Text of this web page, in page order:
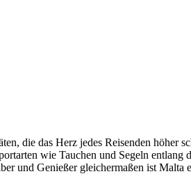
die das Herz jedes Reisenden höher
wie Tauchen und Segeln
und Genießer gleichermaßen ist Malta